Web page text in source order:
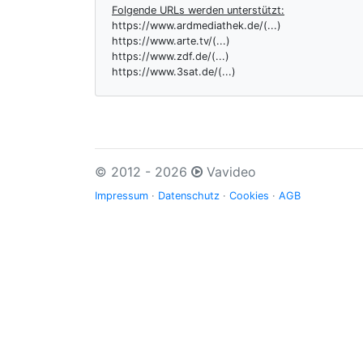
Folgende URLs werden unterstützt:
https://www.ardmediathek.de/(...)
https://www.arte.tv/(...)
https://www.zdf.de/(...)
https://www.3sat.de/(...)
© 2012 - 2026 Vavideo
Impressum · Datenschutz · Cookies · AGB